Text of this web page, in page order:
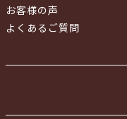
お客様の声
よくあるご質問